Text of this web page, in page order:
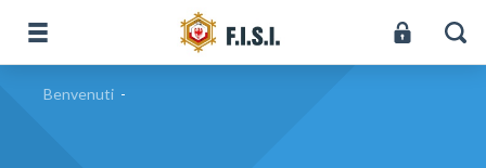
Benvenuti -